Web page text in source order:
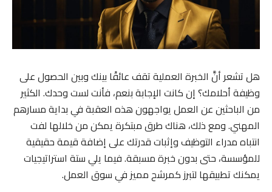
هل تشعر أنَّ الخبرة العملية تقف عائقًا بينك وبين الحصول على
وظيفة أحلامك؟ إن كانت الإجابة بنعم، فأنت لست وحدك. الكثير
من الباحثين عن العمل يواجهون هذه العقبة في بداية مسارهم
المهني. ومع ذلك، هناك طرق مبتكرة يمكن من خلالها لفت
انتباه مدراء التوظيف وإثبات قدرتك على إضافة قيمة حقيقية
للمؤسسة، حتى بدون خبرة مسبقة. فيما يلي ستة استراتيجيات
يمكنك تطبيقها لتبرز كمرشح مميز في سوق العمل.